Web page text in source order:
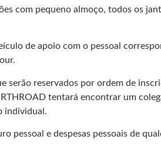
com pequeno almoço, todos os
de apoio com o pessoal
serão reservados por ordem de
tentará encontrar um
individual.
pessoal e despesas pessoais de